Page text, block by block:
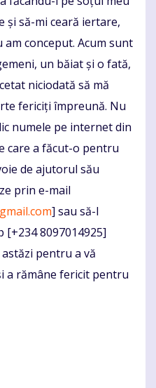
și să-mi ceară iertare,
conceput. Acum sunt
un băiat și o fată,
niciodată să mă
fericiți împreună. Nu
numele pe internet din
care a făcut-o pentru
de ajutorul său
prin e-mail
] sau să-l
[+234 8097014925]
pentru a vă
a rămâne fericit pentru